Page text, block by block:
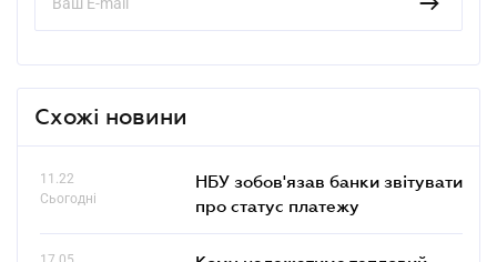
Схожі новини
11.22
Сьогодні
НБУ зобов'язав банки звітувати
про статус платежу